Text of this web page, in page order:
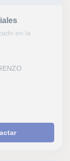
en la